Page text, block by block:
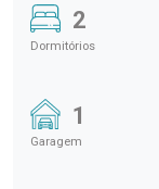
2
Dormitórios
1
Garagem